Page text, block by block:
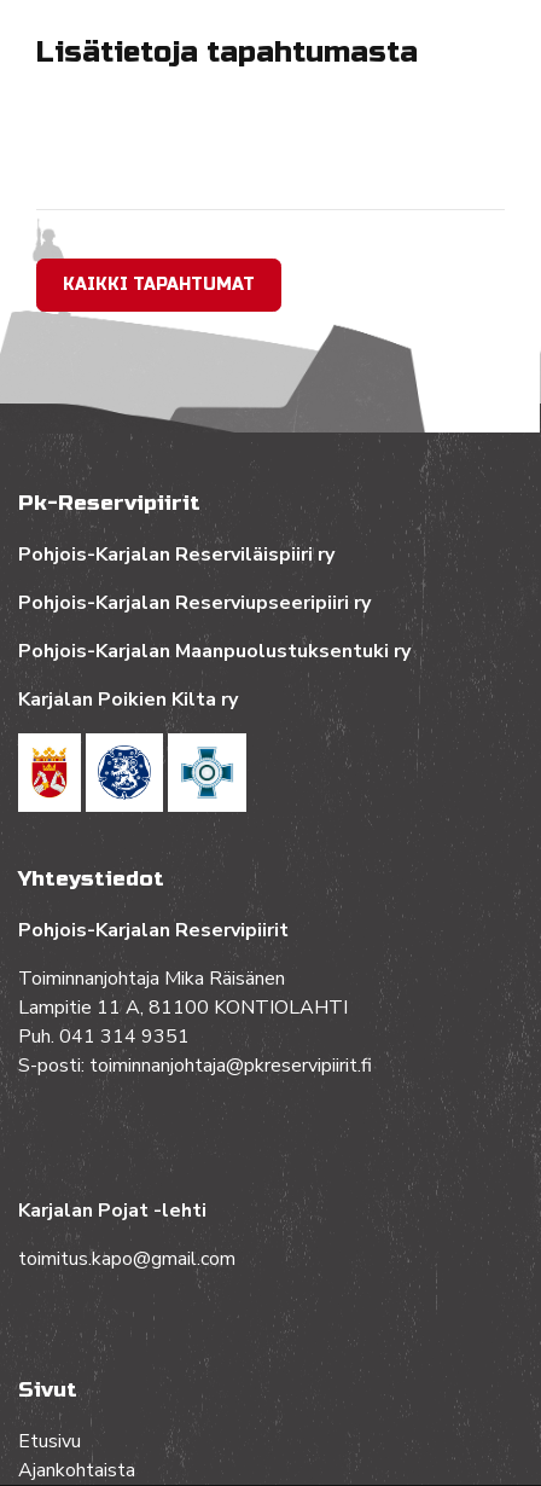
Lisätietoja tapahtumasta
KAIKKI TAPAHTUMAT
Pk-Reservipiirit
Pohjois-Karjalan Reserviläispiiri ry
Pohjois-Karjalan Reserviupseeripiiri ry
Pohjois-Karjalan Maanpuolustuksentuki ry
Karjalan Poikien Kilta ry
Yhteystiedot
Pohjois-Karjalan Reservipiirit
Toiminnanjohtaja Mika Räisänen
Lampitie 11 A, 81100 KONTIOLAHTI
Puh. 041 314 9351
S-posti: toiminnanjohtaja@pkreservipiirit.fi
Karjalan Pojat -lehti
toimitus.kapo@gmail.com
Sivut
Etusivu
Ajankohtaista